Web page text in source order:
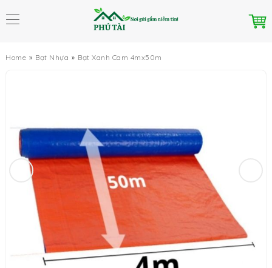
Home Bạt Nhựa Bạt Xanh Cam 4mx50m